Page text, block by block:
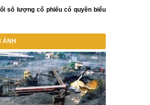
số lượng cổ phiếu có quyền biểu
ẢNH